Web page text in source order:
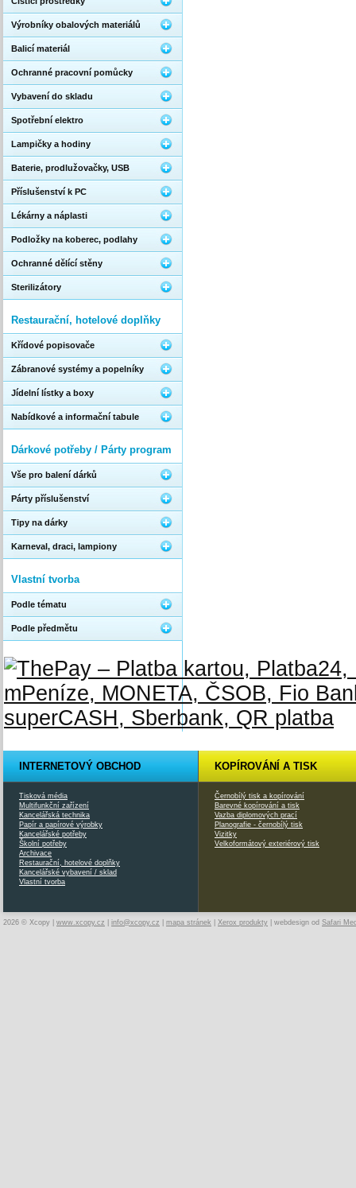
Výrobníky obalových materiálů
Balicí materiál
Ochranné pracovní pomůcky
Vybavení do skladu
Spotřební elektro
Lampičky a hodiny
Baterie, prodlužovačky, USB
Příslušenství k PC
Lékárny a náplasti
Podložky na koberec, podlahy
Ochranné dělící stěny
Sterilizátory
Restaurační, hotelové doplňky
Křídové popisovače
Zábranové systémy a popelníky
Jídelní lístky a boxy
Nabídkové a informační tabule
Dárkové potřeby / Párty program
Vše pro balení dárků
Párty příslušenství
Tipy na dárky
Karneval, draci, lampiony
Vlastní tvorba
Podle tématu
Podle předmětu
INTERNETOVÝ OBCHOD
Tisková média
Multifunkční zařízení
Kancelářská technika
Papír a papírové výrobky
Kancelářské potřeby
Školní potřeby
Archivace
Restaurační, hotelové doplňky
Kancelářské vybavení / sklad
Vlastní tvorba
KOPÍROVÁNÍ A TISK
Černobílý tisk a kopírování
Barevné kopírování a tisk
Vazba diplomových prací
Planografie - černobílý tisk
Vizitky
Velkoformátový exteriérový tisk
2026 © Xcopy | www.xcopy.cz info@xcopy.cz mapa stránek Xerox produkty | webdesign od Safari